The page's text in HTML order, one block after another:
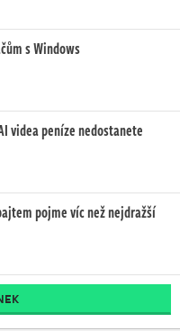
s Windows
videa peníze nedostanete
pojme víc než nejdražší